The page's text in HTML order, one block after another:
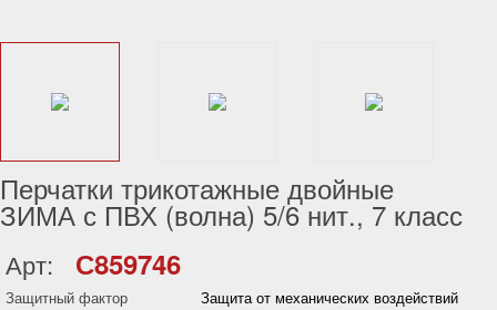
Перчатки трикотажные двойные
ЗИМА с ПВХ (волна) 5/6 нит., 7 класс
Арт: С859746
Защитный фактор
Защита от механических воздействий